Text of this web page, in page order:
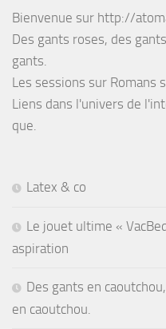
Bienvenue sur http://
Des gants roses, des
gants.
Les sessions sur Romans
Liens dans l'univers de
que.
Latex & co
Le jouet ultime «
aspiration
Des gants en
en caoutchou.